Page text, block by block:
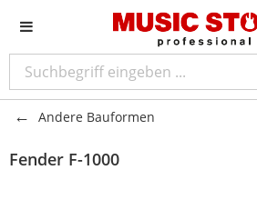
Andere Bauformen
Fender F-1000